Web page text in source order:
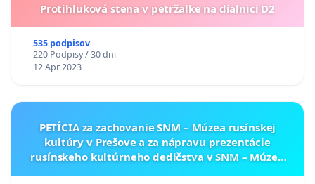
Protihluková stena v petržalke na dialnici D2
535 podpisov
220 Podpisy / 30 dni
12 Apr 2023
PETÍCIA za zachovanie SNM – Múzea rusínskej
kultúry v Prešove a za nápravu prezentácie
rusínskeho kultúrneho dedičstva v SNM – Múzeu